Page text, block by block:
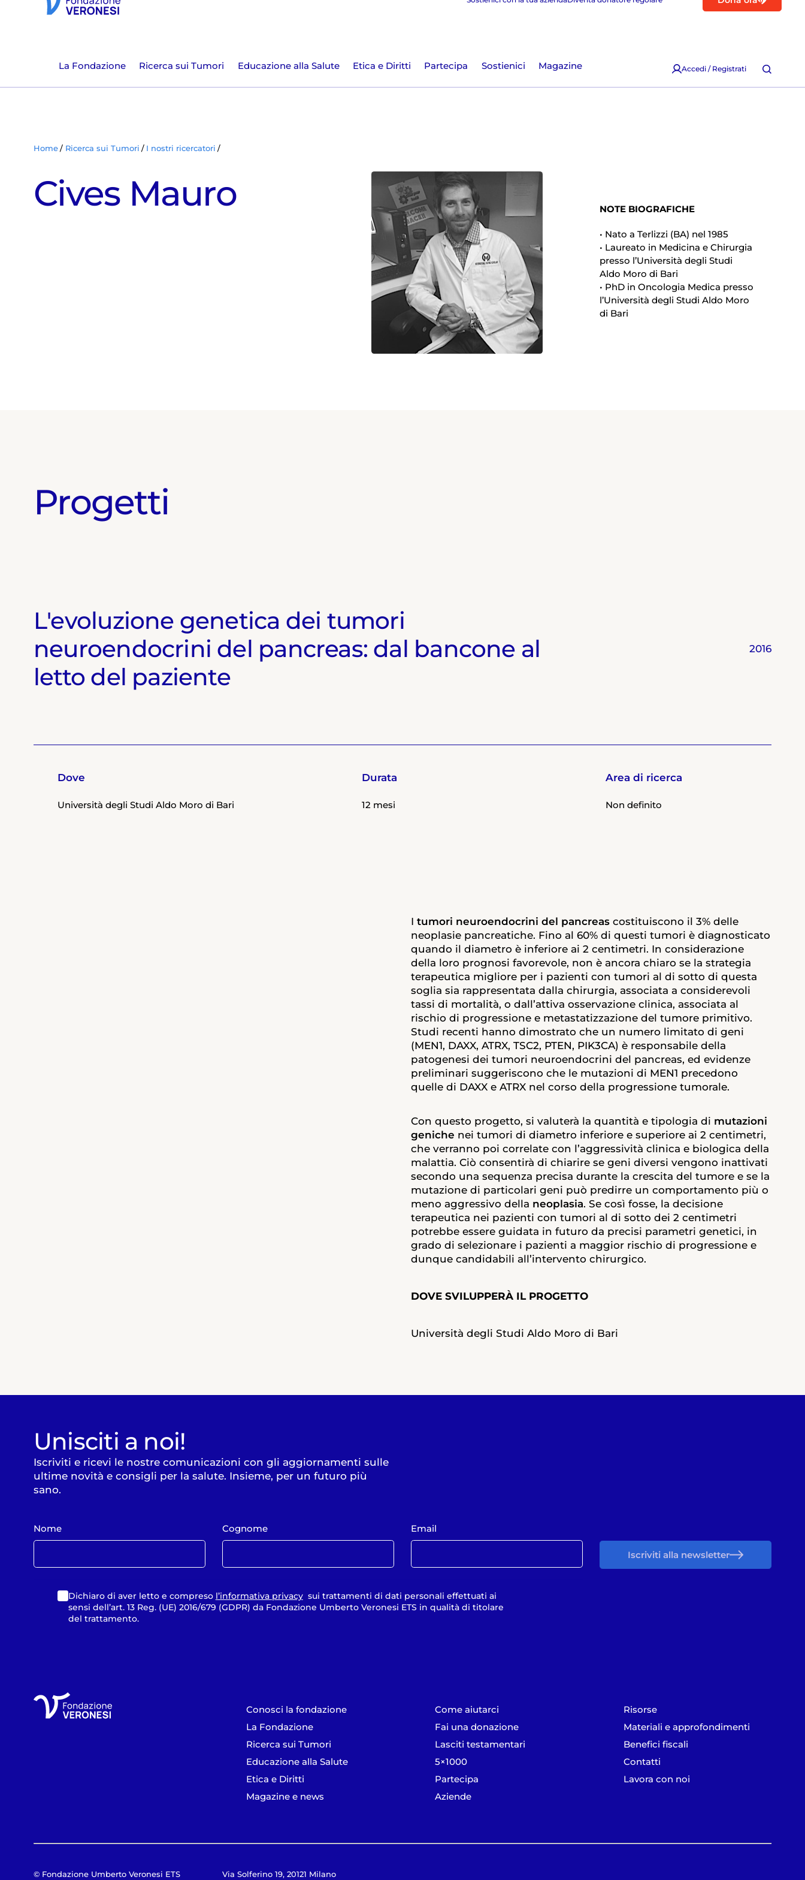
La Fondazione Ricerca sui Tumori Educazione alla Salute Etica e Diritti Partecipa Sostienici Magazine Accedi / Registrati
Home Ricerca sui Tumori I nostri ricercatori
Cives Mauro NOTE BIOGRAFICHE
• Nato a Terlizzi (BA) nel 1985
• Laureato in Medicina e Chirurgia
presso l’Università degli Studi
Aldo Moro di Bari
• PhD in Oncologia Medica presso
l’Università degli Studi Aldo Moro
di Bari
Progetti
L'evoluzione genetica dei tumori
neuroendocrini del pancreas: dal bancone al
letto del paziente
2016
Dove
Università degli Studi Aldo Moro di Bari
Durata
12 mesi
Area di ricerca
Non definito
I tumori neuroendocrini del pancreas costituiscono il 3% delle
neoplasie pancreatiche. Fino al 60% di questi tumori è diagnosticato
quando il diametro è inferiore ai 2 centimetri. In considerazione
della loro prognosi favorevole, non è ancora chiaro se la strategia
terapeutica migliore per i pazienti con tumori al di sotto di questa
soglia sia rappresentata dalla chirurgia, associata a considerevoli
tassi di mortalità, o dall’attiva osservazione clinica, associata al
rischio di progressione e metastatizzazione del tumore primitivo.
Studi recenti hanno dimostrato che un numero limitato di geni
(MEN1, DAXX, ATRX, TSC2, PTEN, PIK3CA) è responsabile della
patogenesi dei tumori neuroendocrini del pancreas, ed evidenze
preliminari suggeriscono che le mutazioni di MEN1 precedono
quelle di DAXX e ATRX nel corso della progressione tumorale.
Con questo progetto, si valuterà la quantità e tipologia di mutazioni
geniche nei tumori di diametro inferiore e superiore ai 2 centimetri,
che verranno poi correlate con l’aggressività clinica e biologica della
malattia. Ciò consentirà di chiarire se geni diversi vengono inattivati
secondo una sequenza precisa durante la crescita del tumore e se la
mutazione di particolari geni può predirre un comportamento più o
meno aggressivo della neoplasia. Se così fosse, la decisione
terapeutica nei pazienti con tumori al di sotto dei 2 centimetri
potrebbe essere guidata in futuro da precisi parametri genetici, in
grado di selezionare i pazienti a maggior rischio di progressione e
dunque candidabili all’intervento chirurgico.
DOVE SVILUPPERÀ IL PROGETTO
Università degli Studi Aldo Moro di Bari
Unisciti a noi!
Iscriviti e ricevi le nostre comunicazioni con gli aggiornamenti sulle
ultime novità e consigli per la salute. Insieme, per un futuro più
sano.
Nome Cognome Email
Dichiaro di aver letto e compreso l’informativa privacysui trattamenti di dati personali effettuati ai
sensi dell’art. 13 Reg. (UE) 2016/679 (GDPR) da Fondazione Umberto Veronesi ETS in qualità di titolare
del trattamento.
Iscriviti alla newsletter
Conosci la fondazione
La Fondazione
Ricerca sui Tumori
Educazione alla Salute
Etica e Diritti
Magazine e news
Come aiutarci
Fai una donazione
Lasciti testamentari
5×1000
Partecipa
Aziende
Risorse
Materiali e approfondimenti
Benefici fiscali
Contatti
Lavora con noi
© Fondazione Umberto Veronesi ETS Via Solferino 19, 20121 Milano